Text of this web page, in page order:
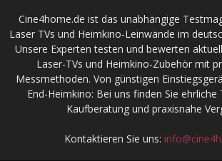
Cine4home.de ist das unabhängige
Laser TVs und Heimkino-Leinwände im
Unsere Experten testen und bewerten
Laser-TVs und Heimkino-Zubehör mit
Messmethoden. Von günstigen
End-Heimkino: Bei uns finden Sie
Kaufberatung und praxisnahe
Kontaktieren Sie uns: